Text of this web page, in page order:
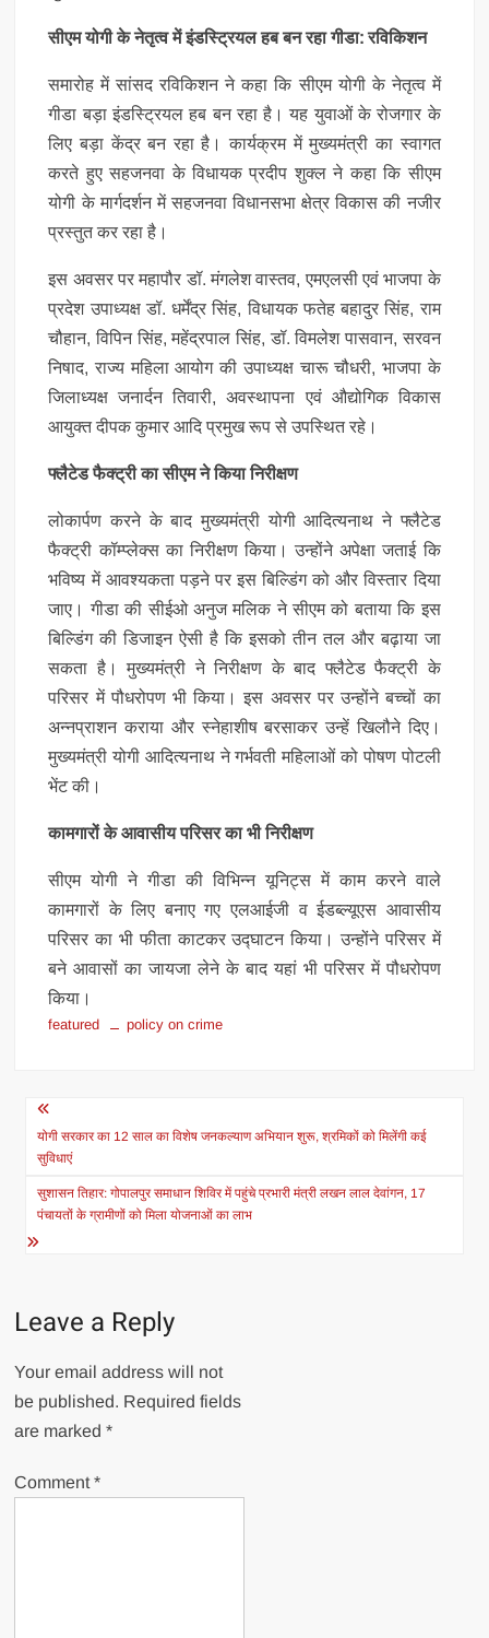
सीएम योगी के नेतृत्व में इंडस्ट्रियल हब बन रहा गीडा: रविकिशन
समारोह में सांसद रविकिशन ने कहा कि सीएम योगी के नेतृत्व में
गीडा बड़ा इंडस्ट्रियल हब बन रहा है। यह युवाओं के रोजगार के
लिए बड़ा केंद्र बन रहा है। कार्यक्रम में मुख्यमंत्री का स्वागत
करते हुए सहजनवा के विधायक प्रदीप शुक्ल ने कहा कि सीएम
योगी के मार्गदर्शन में सहजनवा विधानसभा क्षेत्र विकास की नजीर
प्रस्तुत कर रहा है।
इस अवसर पर महापौर डॉ. मंगलेश वास्तव, एमएलसी एवं भाजपा के
प्रदेश उपाध्यक्ष डॉ. धर्मेंद्र सिंह, विधायक फतेह बहादुर सिंह, राम
चौहान, विपिन सिंह, महेंद्रपाल सिंह, डॉ. विमलेश पासवान, सरवन
निषाद, राज्य महिला आयोग की उपाध्यक्ष चारू चौधरी, भाजपा के
जिलाध्यक्ष जनार्दन तिवारी, अवस्थापना एवं औद्योगिक विकास
आयुक्त दीपक कुमार आदि प्रमुख रूप से उपस्थित रहे।
फ्लैटेड फैक्ट्री का सीएम ने किया निरीक्षण
लोकार्पण करने के बाद मुख्यमंत्री योगी आदित्यनाथ ने फ्लैटेड
फैक्ट्री कॉम्प्लेक्स का निरीक्षण किया। उन्होंने अपेक्षा जताई कि
भविष्य में आवश्यकता पड़ने पर इस बिल्डिंग को और विस्तार दिया
जाए। गीडा की सीईओ अनुज मलिक ने सीएम को बताया कि इस
बिल्डिंग की डिजाइन ऐसी है कि इसको तीन तल और बढ़ाया जा
सकता है। मुख्यमंत्री ने निरीक्षण के बाद फ्लैटेड फैक्ट्री के
परिसर में पौधरोपण भी किया। इस अवसर पर उन्होंने बच्चों का
अन्नप्राशन कराया और स्नेहाशीष बरसाकर उन्हें खिलौने दिए।
मुख्यमंत्री योगी आदित्यनाथ ने गर्भवती महिलाओं को पोषण पोटली
भेंट की।
कामगारों के आवासीय परिसर का भी निरीक्षण
सीएम योगी ने गीडा की विभिन्न यूनिट्स में काम करने वाले
कामगारों के लिए बनाए गए एलआईजी व ईडब्ल्यूएस आवासीय
परिसर का भी फीता काटकर उद्घाटन किया। उन्होंने परिसर में
बने आवासों का जायजा लेने के बाद यहां भी परिसर में पौधरोपण
किया।
featured policy on crime
Post
navigation
योगी सरकार का 12 साल का विशेष जनकल्याण अभियान शुरू, श्रमिकों को मिलेंगी कई
सुविधाएं
सुशासन तिहार: गोपालपुर समाधान शिविर में पहुंचे प्रभारी मंत्री लखन लाल देवांगन, 17
पंचायतों के ग्रामीणों को मिला योजनाओं का लाभ
Leave a Reply
Your email address will not
be published. Required fields
are marked*
Comment*